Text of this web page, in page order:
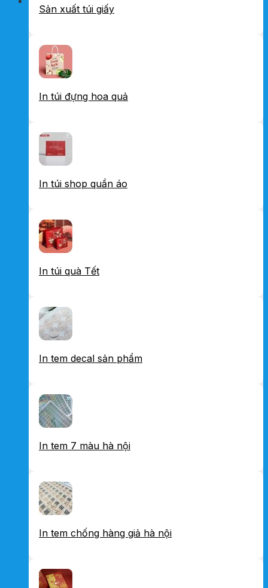
Sản xuất túi giấy
In túi đựng hoa quả
In túi shop quần áo
In túi quà Tết
In tem decal sản phẩm
In tem 7 màu hà nội
In tem chống hàng giả hà nội